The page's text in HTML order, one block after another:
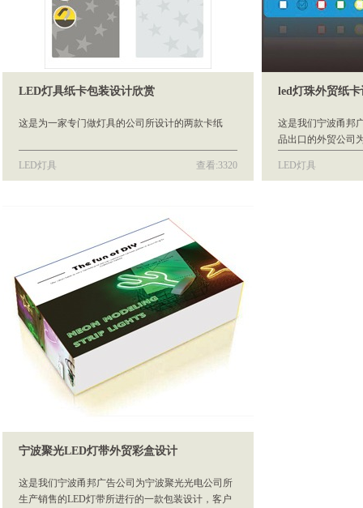
LED灯具纸卡包装设计欣赏
这是为一家专门做灯具的公司所设计的两款卡纸
LED灯具 查看:3320
led灯珠外贸纸卡
这是我们宁波甬邦
品出口的外贸公司
LED灯具
宁波聚光LED灯带外贸彩盒设计
这是我们宁波甬邦广告公司为宁波聚光光电公司所
生产销售的LED灯带所进行的一款包装设计，客户